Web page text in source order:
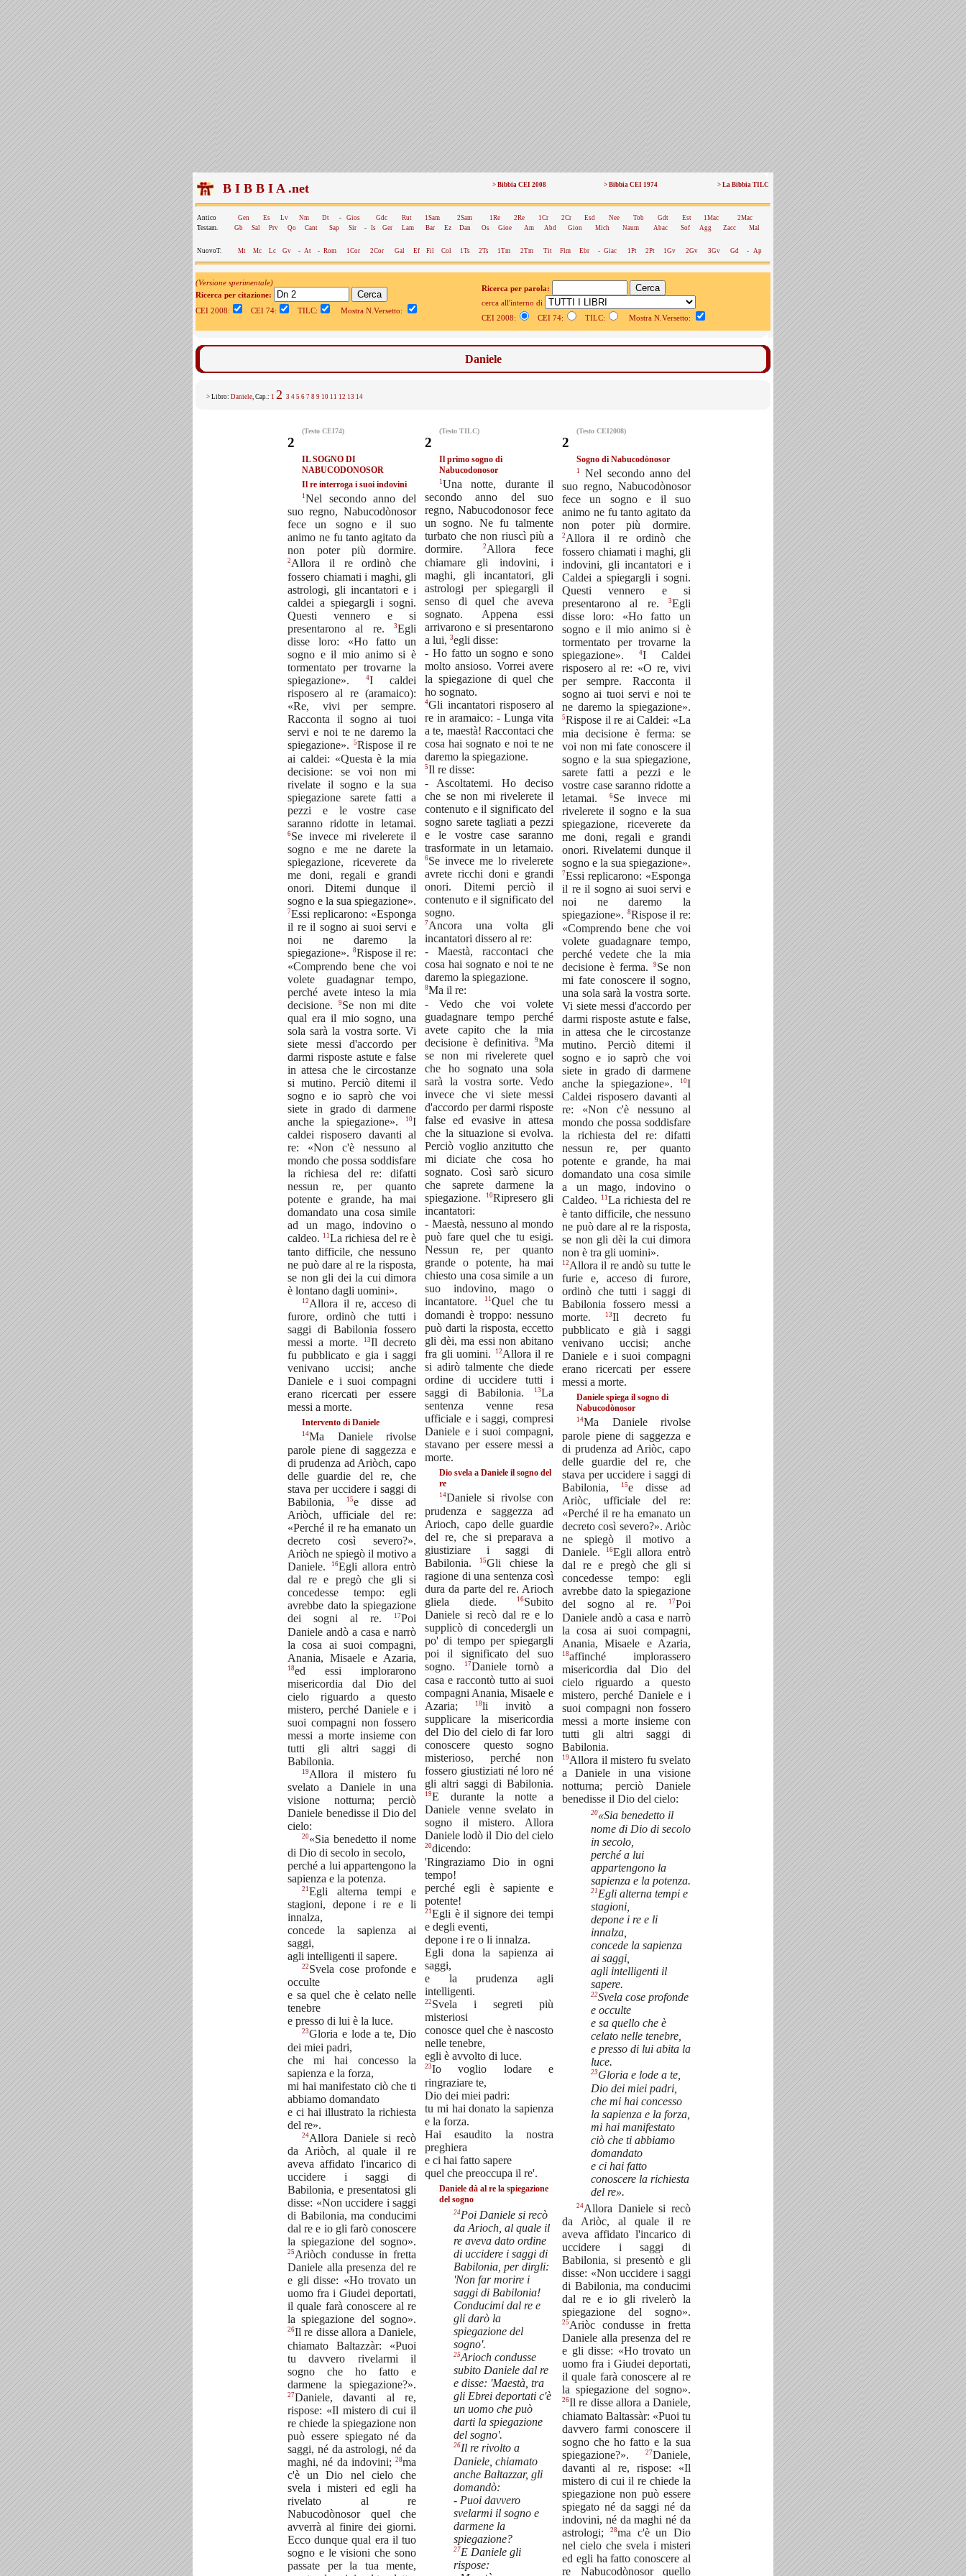
B I B B I A .net > Bibbia CEI 2008 > Bibbia CEI 1974 > La Bibbia TILC
Antico Gen Es Lv Nm Dt - Gios Gdc Rut 1Sam 2Sam 1Re 2Re 1Cr 2Cr Esd Nee Tob Gdt Est 1Mac
2Mac
Testam.
Gb Sal Prv Qo Cant Sap Sir - Is Ger Lam Bar Ez Dan Os Gioe Am Abd Gion Mich Naum Abac Sof Agg Zacc Mal
NuovoT. Mt Mc Lc Gv - At - Rom 1Cor 2Cor Gal Ef Fil Col 1Ts 2Ts 1Tm 2Tm Tit Flm Ebr - Giac 1Pt 2Pt 1Gv 2Gv 3Gv Gd - Ap
(Versione sperimentale)
Ricerca per citazione:
CEI 2008:
CEI 74: TILC: Mostra N.Versetto:
Ricerca per parola:
cerca all'interno di
CEI 2008:
CEI 74: TILC: Mostra N.Versetto:
Daniele
> Libro: Daniele, Cap.: 1 2 3 4 5 6 7 8 9 10 11 12 13 14
(Testo CEI74)
2
IL SOGNO DI
NABUCODONOSOR
Il re interroga i suoi indovini
1Nel secondo anno del
suo regno, Nabucodònosor
fece un sogno e il suo
animo ne fu tanto agitato da
non poter più dormire.
2Allora il re ordinò che
fossero chiamati i maghi, gli
astrologi, gli incantatori e i
caldei a spiegargli i sogni.
Questi vennero e si
presentarono al re.
3Egli
disse loro: «Ho fatto un
sogno e il mio animo si è
tormentato per trovarne la
spiegazione».
4I caldei
risposero al re (aramaico):
«Re, vivi per sempre.
Racconta il sogno ai tuoi
servi e noi te ne daremo la
spiegazione».
5Rispose il re
ai caldei: «Questa è la mia
decisione: se voi non mi
rivelate il sogno e la sua
spiegazione sarete fatti a
pezzi e le vostre case
saranno ridotte in letamai.
6Se invece mi rivelerete il
sogno e me ne darete la
spiegazione, riceverete da
me doni, regali e grandi
onori. Ditemi dunque il
sogno e la sua spiegazione».
7Essi replicarono: «Esponga
il re il sogno ai suoi servi e
noi ne daremo la
spiegazione». 8Rispose il re:
«Comprendo bene che voi
volete guadagnar tempo,
perché avete inteso la mia
decisione.
9Se non mi dite
qual era il mio sogno, una
sola sarà la vostra sorte. Vi
siete messi d'accordo per
darmi risposte astute e false
in attesa che le circostanze
si mutino. Perciò ditemi il
sogno e io saprò che voi
siete in grado di darmene
anche la spiegazione».
10I
caldei risposero davanti al
re: «Non c'è nessuno al
mondo che possa soddisfare
la richiesa del re: difatti
nessun re, per quanto
potente e grande, ha mai
domandato una cosa simile
ad un mago, indovino o
caldeo. 11La richiesa del re è
tanto difficile, che nessuno
ne può dare al re la risposta,
se non gli dei la cui dimora
è lontano dagli uomini».
12 Allora il re, acceso di
furore, ordinò che tutti i
saggi di Babilonia fossero
messi a morte.
13Il decreto
fu pubblicato e gia i saggi
venivano uccisi; anche
Daniele e i suoi compagni
erano ricercati per essere
messi a morte.
Intervento di Daniele
14Ma Daniele rivolse
parole piene di saggezza e
di prudenza ad Ariòch, capo
delle guardie del re, che
stava per uccidere i saggi di
Babilonia,
15e disse ad
Ariòch, ufficiale del re:
«Perché il re ha emanato un
decreto così severo?».
Ariòch ne spiegò il motivo a
Daniele.
16Egli allora entrò
dal re e pregò che gli si
concedesse tempo: egli
avrebbe dato la spiegazione
dei sogni al re.
17Poi
Daniele andò a casa e narrò
la cosa ai suoi compagni,
Anania, Misaele e Azaria,
18ed essi implorarono
misericordia dal Dio del
cielo riguardo a questo
mistero, perché Daniele e i
suoi compagni non fossero
messi a morte insieme con
tutti gli altri saggi di
Babilonia.
19Allora il mistero fu
svelato a Daniele in una
visione notturna; perciò
Daniele benedisse il Dio del
cielo:
20«Sia benedetto il nome
di Dio di secolo in secolo,
perché a lui appartengono la
sapienza e la potenza.
21 Egli alterna tempi e
stagioni, depone i re e li
innalza,
concede la sapienza ai
saggi,
agli intelligenti il sapere.
22 Svela cose profonde e
occulte
e sa quel che è celato nelle
tenebre
e presso di lui è la luce.
23Gloria e lode a te, Dio
dei miei padri,
che mi hai concesso la
sapienza e la forza,
mi hai manifestato ciò che ti
abbiamo domandato
e ci hai illustrato la richiesta
del re».
24Allora Daniele si recò
da Ariòch, al quale il re
aveva affidato l'incarico di
uccidere i saggi di
Babilonia, e presentatosi gli
disse: «Non uccidere i saggi
di Babilonia, ma conducimi
dal re e io gli farò conoscere
la spiegazione del sogno».
25 Ariòch condusse in fretta
Daniele alla presenza del re
e gli disse: «Ho trovato un
uomo fra i Giudei deportati,
il quale farà conoscere al re
la spiegazione del sogno».
26Il re disse allora a Daniele,
chiamato Baltazzàr: «Puoi
tu davvero rivelarmi il
sogno che ho fatto e
darmene la spiegazione?».
27Daniele, davanti al re,
rispose: «Il mistero di cui il
re chiede la spiegazione non
può essere spiegato né da
saggi, né da astrologi, né da
maghi, né da indovini; 28ma
c'è un Dio nel cielo che
svela i misteri ed egli ha
rivelato al re
Nabucodònosor quel che
avverrà al finire dei giorni.
Ecco dunque qual era il tuo
sogno e le visioni che sono
passate per la tua mente,
(Testo TILC)
2
Il primo sogno di
Nabucodonosor
1Una notte, durante il
secondo anno del suo
regno, Nabucodonosor fece
un sogno. Ne fu talmente
turbato che non riuscì più a
dormire.
2Allora fece
chiamare gli indovini, i
maghi, gli incantatori, gli
astrologi per spiegargli il
senso di quel che aveva
sognato. Appena essi
arrivarono e si presentarono
a lui, 3egli disse:
- Ho fatto un sogno e sono
molto ansioso. Vorrei avere
la spiegazione di quel che
ho sognato.
4Gli incantatori risposero al
re in aramaico: - Lunga vita
a te, maestà! Raccontaci che
cosa hai sognato e noi te ne
daremo la spiegazione.
5Il re disse:
- Ascoltatemi. Ho deciso
che se non mi rivelerete il
contenuto e il significato del
sogno sarete tagliati a pezzi
e le vostre case saranno
trasformate in un letamaio.
6Se invece me lo rivelerete
avrete ricchi doni e grandi
onori. Ditemi perciò il
contenuto e il significato del
sogno.
7Ancora una volta gli
incantatori dissero al re:
- Maestà, raccontaci che
cosa hai sognato e noi te ne
daremo la spiegazione.
8Ma il re:
- Vedo che voi volete
guadagnare tempo perché
avete capito che la mia
decisione è definitiva.
9Ma
se non mi rivelerete quel
che ho sognato una sola
sarà la vostra sorte. Vedo
invece che vi siete messi
d'accordo per darmi risposte
false ed evasive in attesa
che la situazione si evolva.
Perciò voglio anzitutto che
mi diciate che cosa ho
sognato. Così sarò sicuro
che saprete darmene la
spiegazione.
10Ripresero gli
incantatori:
- Maestà, nessuno al mondo
può fare quel che tu esigi.
Nessun re, per quanto
grande o potente, ha mai
chiesto una cosa simile a un
suo indovino, mago o
incantatore.
11Quel che tu
domandi è troppo: nessuno
può darti la risposta, eccetto
gli dèi, ma essi non abitano
fra gli uomini.
12 Allora il re
si adirò talmente che diede
ordine di uccidere tutti i
saggi di Babilonia.
13La
sentenza venne resa
ufficiale e i saggi, compresi
Daniele e i suoi compagni,
stavano per essere messi a
morte.
Dio svela a Daniele il sogno del
re
14Daniele si rivolse con
prudenza e saggezza ad
Arioch, capo delle guardie
del re, che si preparava a
giustiziare i saggi di
Babilonia.
15Gli chiese la
ragione di una sentenza così
dura da parte del re. Arioch
gliela diede.
16Subito
Daniele si recò dal re e lo
supplicò di concedergli un
po' di tempo per spiegargli
poi il significato del suo
sogno.
17Daniele tornò a
casa e raccontò tutto ai suoi
compagni Anania, Misaele e
Azaria;
18li invitò a
supplicare la misericordia
del Dio del cielo di far loro
conoscere questo sogno
misterioso, perché non
fossero giustiziati né loro né
gli altri saggi di Babilonia.
19E durante la notte a
Daniele venne svelato in
sogno il mistero. Allora
Daniele lodò il Dio del cielo
20dicendo:
'Ringraziamo Dio in ogni
tempo!
perché egli è sapiente e
potente!
21 Egli è il signore dei tempi
e degli eventi,
depone i re o li innalza.
Egli dona la sapienza ai
saggi,
e la prudenza agli
intelligenti.
22 Svela i segreti più
misteriosi
conosce quel che è nascosto
nelle tenebre,
egli è avvolto di luce.
23Io voglio lodare e
ringraziare te,
Dio dei miei padri:
tu mi hai donato la sapienza
e la forza.
Hai esaudito la nostra
preghiera
e ci hai fatto sapere
quel che preoccupa il re'.
Daniele dà al re la spiegazione
del sogno
24Poi Daniele si recò
da Arioch, al quale il
re aveva dato ordine
di uccidere i saggi di
Babilonia, per dirgli:
'Non far morire i
saggi di Babilonia!
Conducimi dal re e
gli darò la
spiegazione del
sogno'.
25Arioch condusse
subito Daniele dal re
e disse: 'Maestà, tra
gli Ebrei deportati c'è
un uomo che può
darti la spiegazione
del sogno'.
26Il re rivolto a
Daniele, chiamato
anche Baltazzar, gli
domandò:
- Puoi davvero
svelarmi il sogno e
darmene la
spiegazione?
27E Daniele gli
rispose:
(Testo CEI2008)
2
Sogno di Nabucodònosor
1
Nel secondo anno del
suo regno, Nabucodònosor
fece un sogno e il suo
animo ne fu tanto agitato da
non poter più dormire.
2Allora il re ordinò che
fossero chiamati i maghi, gli
indovini, gli incantatori e i
Caldei a spiegargli i sogni.
Questi vennero e si
presentarono al re.
3Egli
disse loro: «Ho fatto un
sogno e il mio animo si è
tormentato per trovarne la
spiegazione».
4I Caldei
risposero al re: «O re, vivi
per sempre. Racconta il
sogno ai tuoi servi e noi te
ne daremo la spiegazione».
5Rispose il re ai Caldei: «La
mia decisione è ferma: se
voi non mi fate conoscere il
sogno e la sua spiegazione,
sarete fatti a pezzi e le
vostre case saranno ridotte a
letamai.6Se invece mi
rivelerete il sogno e la sua
spiegazione, riceverete da
me doni, regali e grandi
onori. Rivelatemi dunque il
sogno e la sua spiegazione».
7Essi replicarono: «Esponga
il re il sogno ai suoi servi e
noi ne daremo la
spiegazione». 8Rispose il re:
«Comprendo bene che voi
volete guadagnare tempo,
perché vedete che la mia
decisione è ferma.
9Se non
mi fate conoscere il sogno,
una sola sarà la vostra sorte.
Vi siete messi d'accordo per
darmi risposte astute e false,
in attesa che le circostanze
mutino. Perciò ditemi il
sogno e io saprò che voi
siete in grado di darmene
anche la spiegazione».
10I
Caldei risposero davanti al
re: «Non c'è nessuno al
mondo che possa soddisfare
la richiesta del re: difatti
nessun re, per quanto
potente e grande, ha mai
domandato una cosa simile
a un mago, indovino o
Caldeo.
11La richiesta del re
è tanto difficile, che nessuno
ne può dare al re la risposta,
se non gli dèi la cui dimora
non è tra gli uomini».
12 Allora il re andò su tutte le
furie e, acceso di furore,
ordinò che tutti i saggi di
Babilonia fossero messi a
morte.
13Il decreto fu
pubblicato e già i saggi
venivano uccisi; anche
Daniele e i suoi compagni
erano ricercati per essere
messi a morte.
Daniele spiega il sogno di
Nabucodònosor
14Ma Daniele rivolse
parole piene di saggezza e
di prudenza ad Ariòc, capo
delle guardie del re, che
stava per uccidere i saggi di
Babilonia,
15e disse ad
Ariòc, ufficiale del re:
«Perché il re ha emanato un
decreto così severo?». Ariòc
ne spiegò il motivo a
Daniele.
16Egli allora entrò
dal re e pregò che gli si
concedesse tempo: egli
avrebbe dato la spiegazione
del sogno al re.
17Poi
Daniele andò a casa e narrò
la cosa ai suoi compagni,
Anania, Misaele e Azaria,
18affinché implorassero
misericordia dal Dio del
cielo riguardo a questo
mistero, perché Daniele e i
suoi compagni non fossero
messi a morte insieme con
tutti gli altri saggi di
Babilonia.
19Allora il mistero fu svelato
a Daniele in una visione
notturna; perciò Daniele
benedisse il Dio del cielo:
20«Sia benedetto il
nome di Dio di secolo
in secolo,
perché a lui
appartengono la
sapienza e la potenza.
21 Egli alterna tempi e
stagioni,
depone i re e li
innalza,
concede la sapienza
ai saggi,
agli intelligenti il
sapere.
22Svela cose profonde
e occulte
e sa quello che è
celato nelle tenebre,
e presso di lui abita la
luce.
23Gloria e lode a te,
Dio dei miei padri,
che mi hai concesso
la sapienza e la forza,
mi hai manifestato
ciò che ti abbiamo
domandato
e ci hai fatto
conoscere la richiesta
del re».
24Allora Daniele si recò
da Ariòc, al quale il re
aveva affidato l'incarico di
uccidere i saggi di
Babilonia, si presentò e gli
disse: «Non uccidere i saggi
di Babilonia, ma conducimi
dal re e io gli rivelerò la
spiegazione del sogno».
25 Ariòc condusse in fretta
Daniele alla presenza del re
e gli disse: «Ho trovato un
uomo fra i Giudei deportati,
il quale farà conoscere al re
la spiegazione del sogno».
26Il re disse allora a Daniele,
chiamato Baltassàr: «Puoi tu
davvero farmi conoscere il
sogno che ho fatto e la sua
spiegazione?».
27Daniele,
davanti al re, rispose: «Il
mistero di cui il re chiede la
spiegazione non può essere
spiegato né da saggi né da
indovini, né da maghi né da
astrologi;
28ma c'è un Dio
nel cielo che svela i misteri
ed egli ha fatto conoscere al
re Nabucodònosor quello